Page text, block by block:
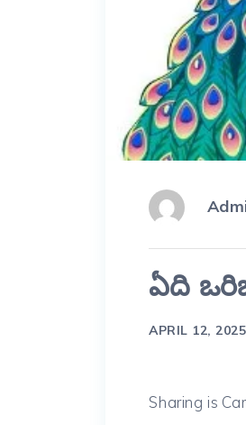
ఏది
APRIL 12, 2025
Sharing is